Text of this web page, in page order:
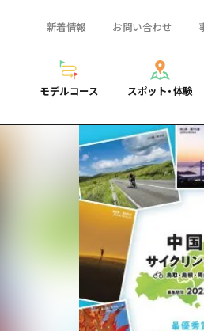
新着情報 お問い合わせ
学び・体験
定番
歴史・文化
自然
モデルコース
広島市周辺
安芸
備後
芸北
宮島周辺
山口県東部
スポット・体験
スポット・体験一覧
広島おもてなしパス
HIROSHIMA
観光案内所
広島県を訪れる外
ボランティアガイド
ユニバーサルツー
歴史・文化
半日
2泊3日
備後
芸北
宮島周辺
山口県東部
愛媛県
島根県
Fi
広島県の魅
よくあるご
フォトダウ
関連リンク